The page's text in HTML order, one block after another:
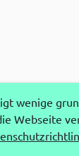
wenige
Webseite